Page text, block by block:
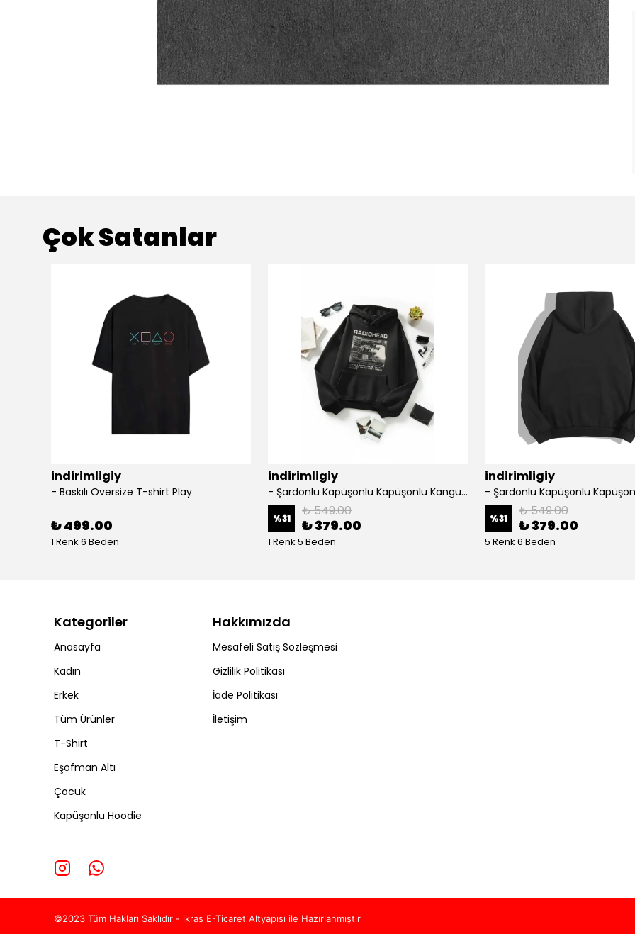
Çok Satanlar
indirimligiy
- Baskılı Oversize T-shirt Play
₺ 499.00
1 Renk 6 Beden
indirimligiy
- Şardonlu Kapüşonlu Kapüşonlu Kanguru Cep Oversize Lastik Paça Sweatshirt Takimi
%31 ₺ 549.00
₺ 379.00
1 Renk 5 Beden
indirimligiy
%31 ₺ 549.00
₺ 379.00
5 Renk 6 Beden
Kategoriler
Anasayfa
Kadın
Erkek
Tüm Ürünler
T-Shirt
Eşofman Altı
Çocuk
Kapüşonlu Hoodie
Hakkımızda
Mesafeli Satış Sözleşmesi
Gizlilik Politikası
İade Politikası
İletişim
©2023 Tüm Hakları Saklıdır - ikras E-Ticaret Altyapısı ile Hazırlanmıştır